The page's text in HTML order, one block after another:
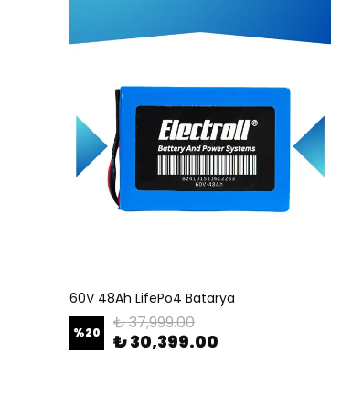
60V 48Ah LifePo4 Batarya
%20 ₺ 37,999.00
₺ 30,399.00